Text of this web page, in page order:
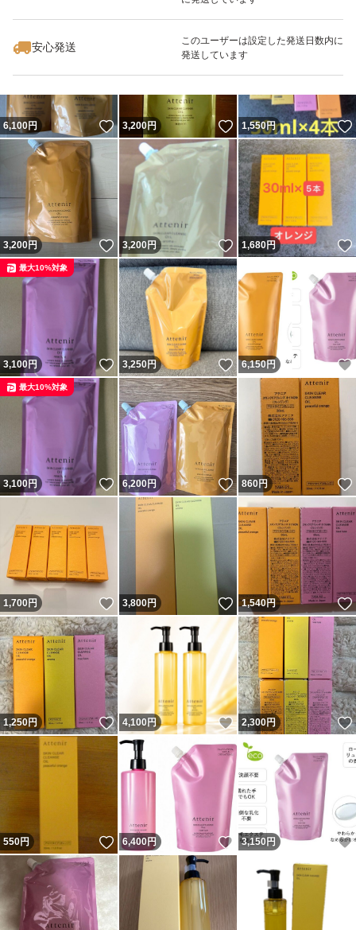
対応肌質:全肌質
・毛穴の汚れが気になる方
・しっかりメイクを素早く落としたい方
・お風呂場で濡れた手で使いたい方
・W洗顔したくない方
使い方
3プッシュ分程度を手に取り、やさしくマッサージするよ
うにメイクとなじませた後、水またはぬるま湯で洗い流し
安心発送
このユーザーは設定した発送日数内に
発送しています
いいね！
3,500
6,100円 いいね！
3,200円 いいね！
1,550円
3,200円 いいね！
3,200円 いいね！
1,680円
3,100円 いいね！
最大10%対象
3,250円 いいね！
6,150円
3,100円 いいね！
最大10%対象
6,200円 いいね！
860円
1,700円 いいね！
3,800円 いいね！
1,540円
1,250円 いいね！
4,100円 いいね！
2,300円
550円 いいね！
6,400円 いいね！
3,150 円